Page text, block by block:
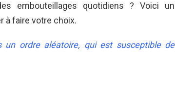
embouteillages quotidiens ? Voici un
à faire votre choix.
ordre aléatoire, qui est susceptible de